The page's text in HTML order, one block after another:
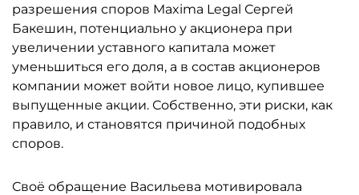
разрешения споров Maxima Legal Сергей
Бакешин, потенциально у акционера при
увеличении уставного капитала может
уменьшиться его доля, а в состав акционеров
компании может войти новое лицо, купившее
выпущенные акции. Собственно, эти риски, как
правило, и становятся причиной подобных
споров.
Своё обращение Васильева мотивировала